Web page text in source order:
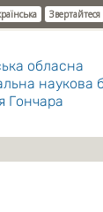
Звертайтеся
обласна
наукова
Гончара